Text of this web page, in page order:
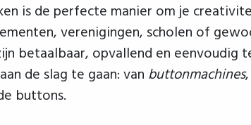
is de perfecte manier om je
verenigingen, scholen of
betaalbaar, opvallend en eenvoudig
de slag te gaan: van buttonmachines,
buttons.